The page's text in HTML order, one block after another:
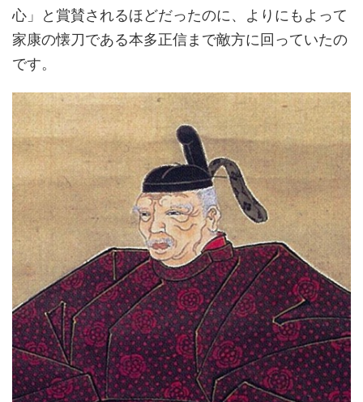
心」と賞賛されるほどだったのに、よりにもよって
家康の懐刀である本多正信まで敵方に回っていたの
です。